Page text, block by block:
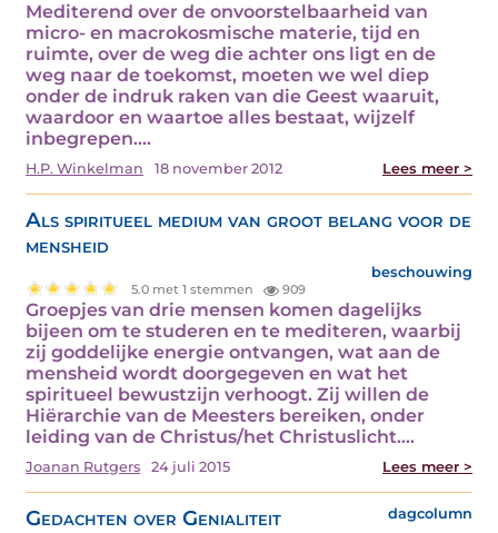
Mediterend over de onvoorstelbaarheid van
micro- en macrokosmische materie, tijd en
ruimte, over de weg die achter ons ligt en de
weg naar de toekomst, moeten we wel diep
onder de indruk raken van die Geest waaruit,
waardoor en waartoe alles bestaat, wijzelf
inbegrepen.…
H.P. Winkelman 18 november 2012 Lees meer >
Als spiritueel medium van groot belang voor de
mensheid
beschouwing
5.0 met 1 stemmen 909
Groepjes van drie mensen komen dagelijks
bijeen om te studeren en te mediteren, waarbij
zij goddelijke energie ontvangen, wat aan de
mensheid wordt doorgegeven en wat het
spiritueel bewustzijn verhoogt. Zij willen de
Hiërarchie van de Meesters bereiken, onder
leiding van de Christus/het Christuslicht.…
Joanan Rutgers 24 juli 2015 Lees meer >
Gedachten over Genialiteit dagcolumn